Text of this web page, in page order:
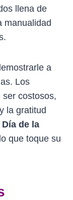
llena de
manualidad
a
Los
costosos,
la gratitud
Día de la
que toque su